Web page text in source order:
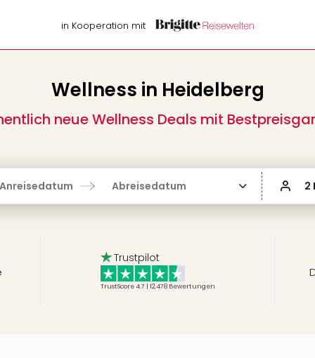
in Kooperation mit
Wellness in Heidelberg
neue Wellness Deals mit
Anreisedatum Abreisedatum 2
Trustpilot
TrustScore 4.7 | 12,478 Bewertungen